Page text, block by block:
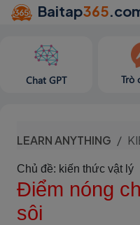
Baitap365
Chat GPT Trò
LEARN ANYTHING
Chủ đề: kiến thức vật lý
Điểm nóng
sôi